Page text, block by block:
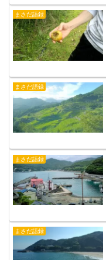
まさだ語録
まさだ語録
まさだ語録
まさだ語録